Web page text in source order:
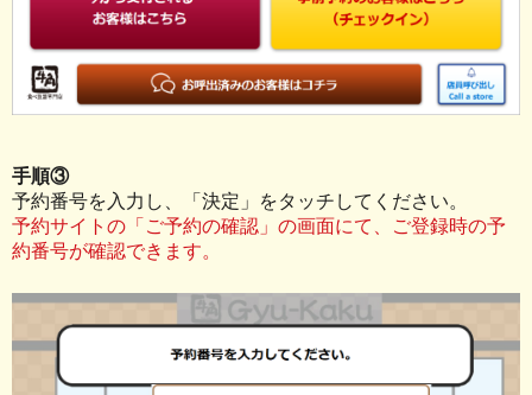
手順③
予約番号を入力し、「決定」をタッチしてください。
予約サイトの「ご予約の確認」の画面にて、ご登録時の予
約番号が確認できます。